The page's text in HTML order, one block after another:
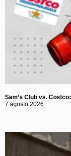
Sam’s Club vs.
7 agosto 2026